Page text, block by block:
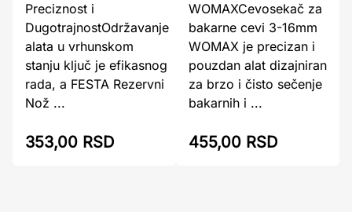
Preciznost i
DugotrajnostOdržavanje
alata u vrhunskom
stanju ključ je efikasnog
rada, a FESTA Rezervni
Nož ...
353,00 RSD
WOMAXCevosekač za
bakarne cevi 3-16mm
WOMAX je precizan i
pouzdan alat dizajniran
za brzo i čisto sečenje
bakarnih i ...
455,00 RSD